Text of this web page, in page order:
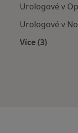
Urologové v
Urologové v
Více (3)